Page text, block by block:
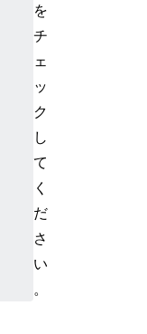
を
チ
ェ
ッ
ク
し
て
く
だ
さ
い
。